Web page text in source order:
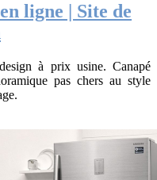
ligne | Site de
à prix usine. Canapé
pas chers au style